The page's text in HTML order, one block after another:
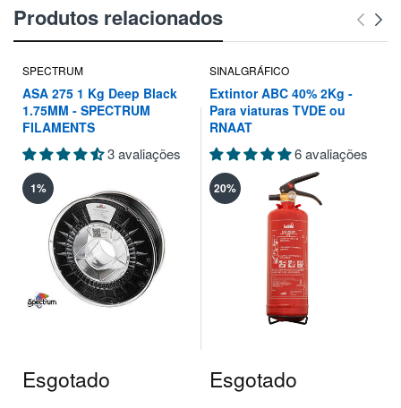
Produtos relacionados
SPECTRUM
ASA 275 1 Kg Deep Black
1.75MM - SPECTRUM
FILAMENTS
3 avaliações
1%
Esgotado
SINALGRÁFICO
Extintor ABC 40% 2Kg -
Para viaturas TVDE ou
RNAAT
6 avaliações
20%
Esgotado